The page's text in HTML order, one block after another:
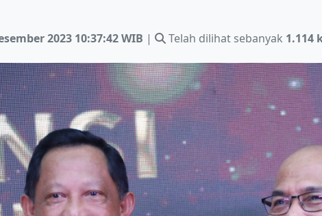
2023 10:37:42 WIB | Telah dilihat sebanyak 1.114